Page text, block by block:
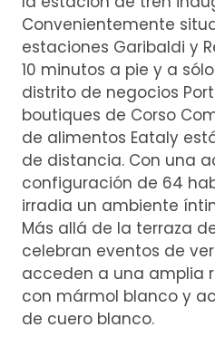
Convenientemente
estaciones Garibaldi y
10 minutos a pie y a
distrito de negocios
boutiques de Corso
de alimentos Eataly
de distancia. Con una
configuración de 64
irradia un ambiente
Más allá de la terraza
celebran eventos de
acceden a una amplia
con mármol blanco y
de cuero blanco.